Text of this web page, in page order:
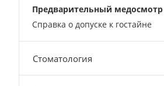
Предварительный медосмотр
Справка о допуске к гостайне
Стоматология